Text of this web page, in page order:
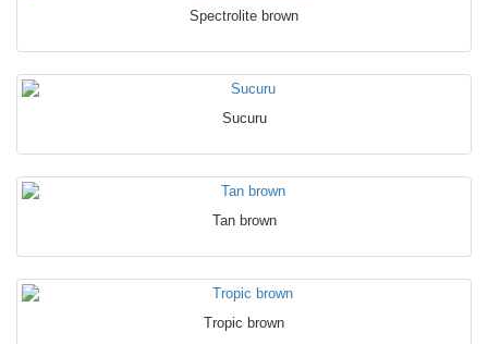
Spectrolite brown
Sucuru
Tan brown
Tropic brown